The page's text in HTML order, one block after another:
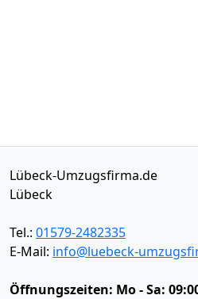
Lübeck-Umzugsfirma.de
Lübeck
Tel.: 01579-2482335
E-Mail: info@luebeck-
Öffnungszeiten: Mo - Sa: